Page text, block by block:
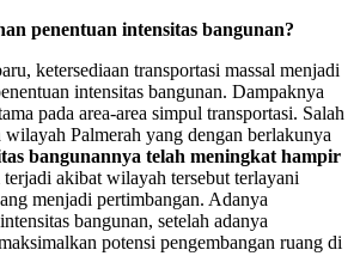
penentuan intensitas bangunan?
ketersediaan transportasi massal menjadi
intensitas bangunan. Dampaknya
pada area-area simpul transportasi. Salah
wilayah Palmerah yang dengan berlakunya
bangunannya telah meningkat hampir
akibat wilayah tersebut terlayani
menjadi pertimbangan. Adanya
bangunan, setelah adanya
potensi pengembangan ruang di